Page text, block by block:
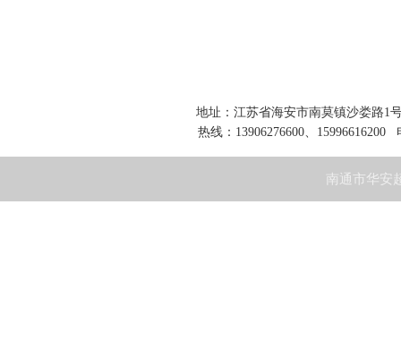
地址：江苏省海安市南莫镇沙娄路1
热线：13906276600、15996616200
南通市华